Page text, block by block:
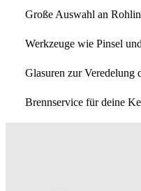
Große Auswahl an
Werkzeuge wie Pinsel
Glasuren zur Veredelung
Brennservice für deine